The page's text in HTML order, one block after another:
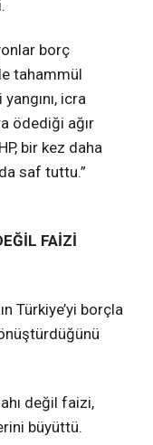
borç
tahammül
icra
ödediği ağır
bir kez daha
saf tuttu.”
FAİZİ
Türkiye’yi borçla
değil faizi,
büyüttü.